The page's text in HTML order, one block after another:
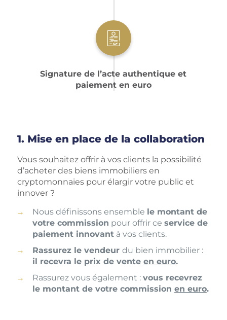
Signature de l’acte authentique et
paiement en euro
1. Mise en place de la collaboration
Vous souhaitez offrir à vos clients la possibilité
d’acheter des biens immobiliers en
cryptomonnaies pour élargir votre public et
innover ?
Nous définissons ensemble le montant de
votre commission pour offrir ce service de
paiement innovantà vos clients.
Rassurez le vendeur du bien immobilier :
il recevra le prix de vente en euro.
Rassurez vous également : vous recevrez
le montant de votre commission en euro.